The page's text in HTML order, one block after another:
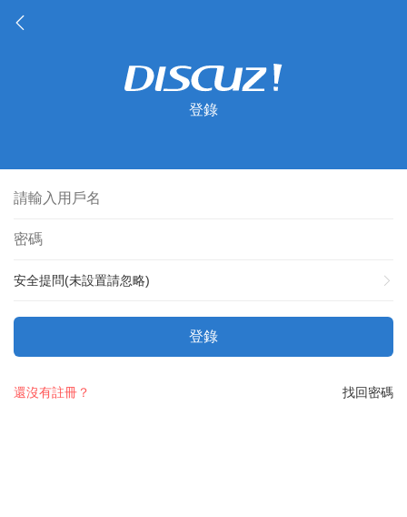
登錄
安全提問(未設置請忽略)
登錄
找回密碼
還沒有註冊？